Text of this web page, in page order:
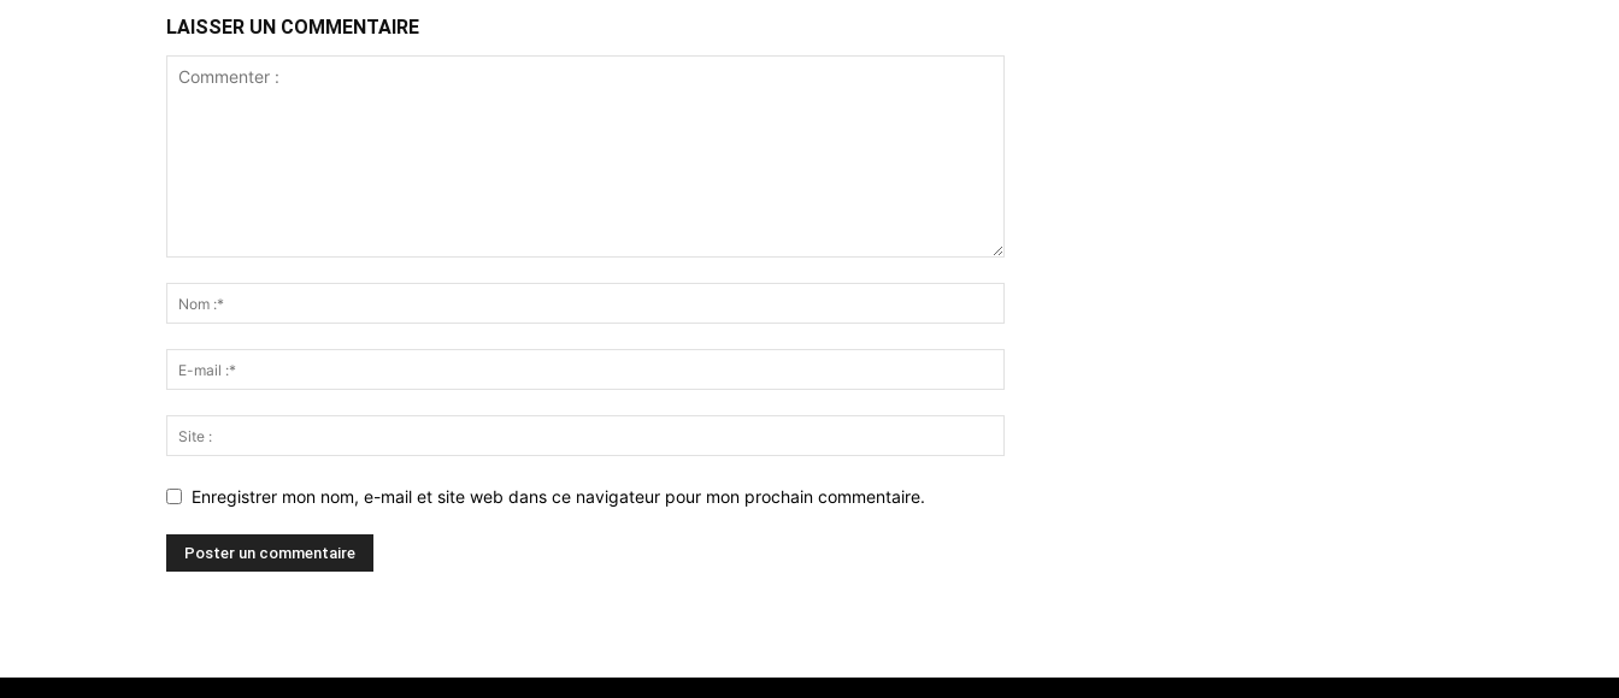
LAISSER UN COMMENTAIRE
Enregistrer mon nom, e-mail et site web dans ce navigateur pour mon prochain commentaire.